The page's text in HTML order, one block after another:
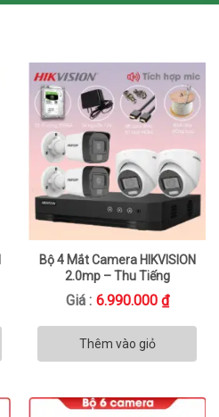
Bộ 4 Mắt Camera HIKVISION
2.0mp – Thu Tiếng
Giá : 6.990.000 ₫
Thêm vào giỏ